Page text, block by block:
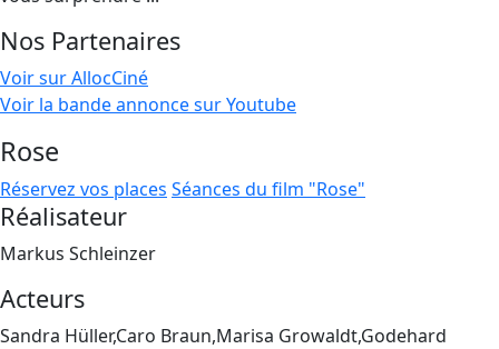
Nos Partenaires
Voir sur AllocCiné
Voir la bande annonce sur Youtube
Rose
Réservez vos places Séances du film "Rose"
Réalisateur
Markus Schleinzer
Acteurs
Sandra Hüller,Caro Braun,Marisa Growaldt,Godehard